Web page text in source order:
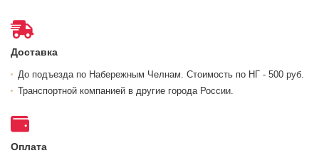
Доставка
До подъезда по Набережным Челнам. Стоимость по НГ - 500 руб.
Транспортной компанией в другие города России.
Оплата